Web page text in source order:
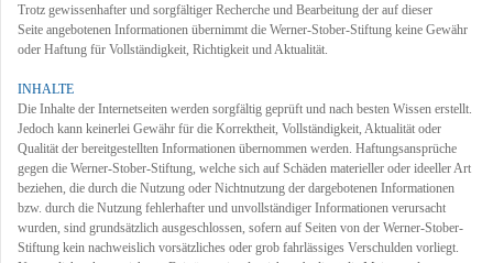
Trotz gewissenhafter und sorgfältiger Recherche und Bearbeitung der auf dieser
Seite angebotenen Informationen übernimmt die Werner-Stober-Stiftung keine Gewähr
oder Haftung für Vollständigkeit, Richtigkeit und Aktualität.
INHALTE
Die Inhalte der Internetseiten werden sorgfältig geprüft und nach besten Wissen erstellt.
Jedoch kann keinerlei Gewähr für die Korrektheit, Vollständigkeit, Aktualität oder
Qualität der bereitgestellten Informationen übernommen werden. Haftungsansprüche
gegen die Werner-Stober-Stiftung, welche sich auf Schäden materieller oder ideeller Art
beziehen, die durch die Nutzung oder Nichtnutzung der dargebotenen Informationen
bzw. durch die Nutzung fehlerhafter und unvollständiger Informationen verursacht
wurden, sind grundsätzlich ausgeschlossen, sofern auf Seiten von der Werner-Stober-
Stiftung kein nachweislich vorsätzliches oder grob fahrlässiges Verschulden vorliegt.